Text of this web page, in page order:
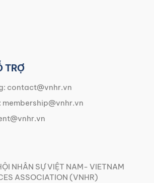
TRỢ
contact@vnhr.vn
membership@vnhr.vn
NHÂN SỰ VIỆT NAM- VIETNAM
ASSOCIATION (VNHR)